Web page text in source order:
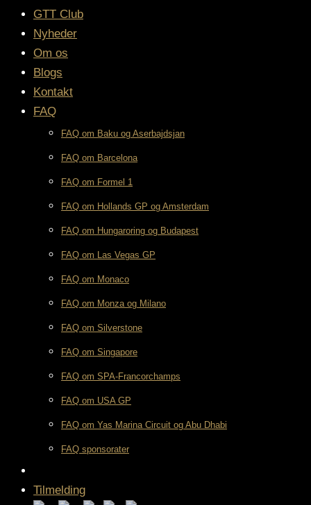
GTT Club
Nyheder
Om os
Blogs
Kontakt
FAQ
FAQ om Baku og Aserbajdsjan
FAQ om Barcelona
FAQ om Formel 1
FAQ om Hollands GP og Amsterdam
FAQ om Hungaroring og Budapest
FAQ om Las Vegas GP
FAQ om Monaco
FAQ om Monza og Milano
FAQ om Silverstone
FAQ om Singapore
FAQ om SPA-Francorchamps
FAQ om USA GP
FAQ om Yas Marina Circuit og Abu Dhabi
FAQ sponsorater
Tilmelding